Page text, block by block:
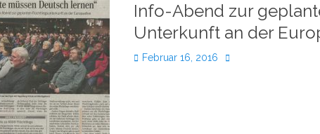
Info-Abend zur
Unterkunft an der
Veröffentlicht
Februar 16, 2016 Autor